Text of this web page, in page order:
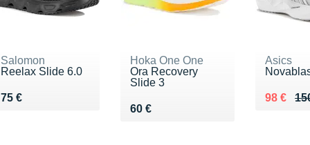
Salomon
Reelax Slide 6.0
75 €
Vendu 75 €
Hoka One One
Ora Recovery
Slide 3
60 €
Vendu 60 €
Asics
Au lieu
98 €
Vendu